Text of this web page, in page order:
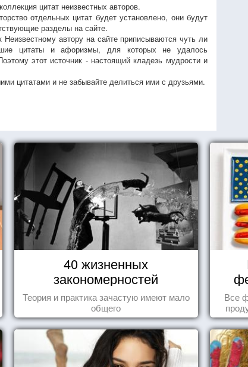
цитат неизвестных авторов.
отдельных цитат будет установлено, они будут
разделы на сайте.
Неизвестному автору на сайте приписываются чуть ли
цитаты и афоризмы, для которых не удалось
этот источник - настоящий кладезь мудрости и
цитатами и не забывайте делиться ими с друзьями.
40 жизненных
закономерностей
Теория и практика зачастую имеют мало
общего
Все